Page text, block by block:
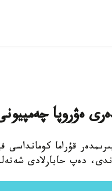
ەۋروپا
دەپ حابارلادى